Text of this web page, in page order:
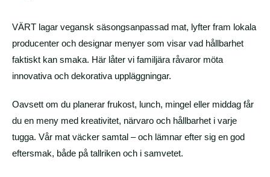
VÄRT lagar vegansk säsongsanpassad mat, lyfter fram lokala
producenter och designar menyer som visar vad hållbarhet
faktiskt kan smaka. Här låter vi familjära råvaror möta
innovativa och dekorativa uppläggningar.
Oavsett om du planerar frukost, lunch, mingel eller middag får
du en meny med kreativitet, närvaro och hållbarhet i varje
tugga. Vår mat väcker samtal – och lämnar efter sig en god
eftersmak, både på tallriken och i samvetet.